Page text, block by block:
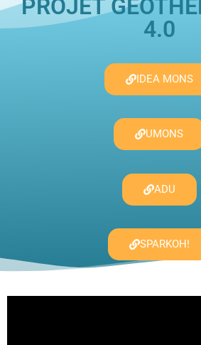
PROJET
4.0
IDEA MONS
UMONS
ADU
SPARKOH!